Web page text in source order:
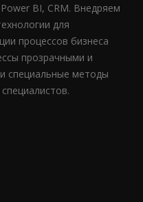
BI, CRM. Внедряем
для
процессов бизнеса
прозрачными и
специальные методы